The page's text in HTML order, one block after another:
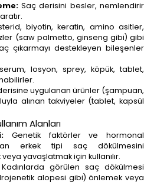
Saç derisini besler, nemlendirir
biyotin, keratin, amino asitler,
(saw palmetto, ginseng gibi) gibi
çıkarmayı destekleyen bileşenler
losyon, sprey, köpük, tablet,
uygulanan ürünler (şampuan,
alınan takviyeler (tablet, kapsül
Alanları
Genetik faktörler ve hormonal
erkek tipi saç dökülmesini
yavaşlatmak için kullanılır.
Kadınlarda görülen saç dökülmesi
alopesi gibi) önlemek veya